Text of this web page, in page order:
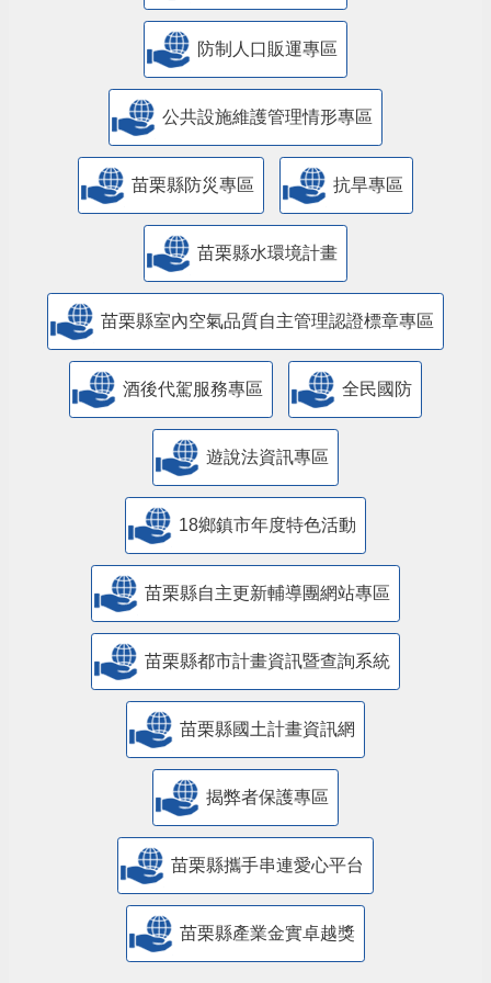
防制人口販運專區
​公共設施維護管理情形專區
苗栗縣防災專區 抗旱專區
苗栗縣水環境計畫
苗栗縣室內空氣品質自主管理認證標章專區
酒後代駕服務專區 全民國防
遊說法資訊專區
18鄉鎮市年度特色活動
苗栗縣自主更新輔導團網站專區
苗栗縣都市計畫資訊暨查詢系統
苗栗縣國土計畫資訊網
揭弊者保護專區
苗栗縣攜手串連愛心平台
苗栗縣產業金實卓越獎